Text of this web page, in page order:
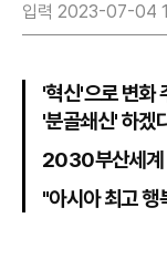
입력 2023-07-04
'혁신'으로 변화
'분골쇄신' 하겠
2030부산세계
"아시아 최고 행